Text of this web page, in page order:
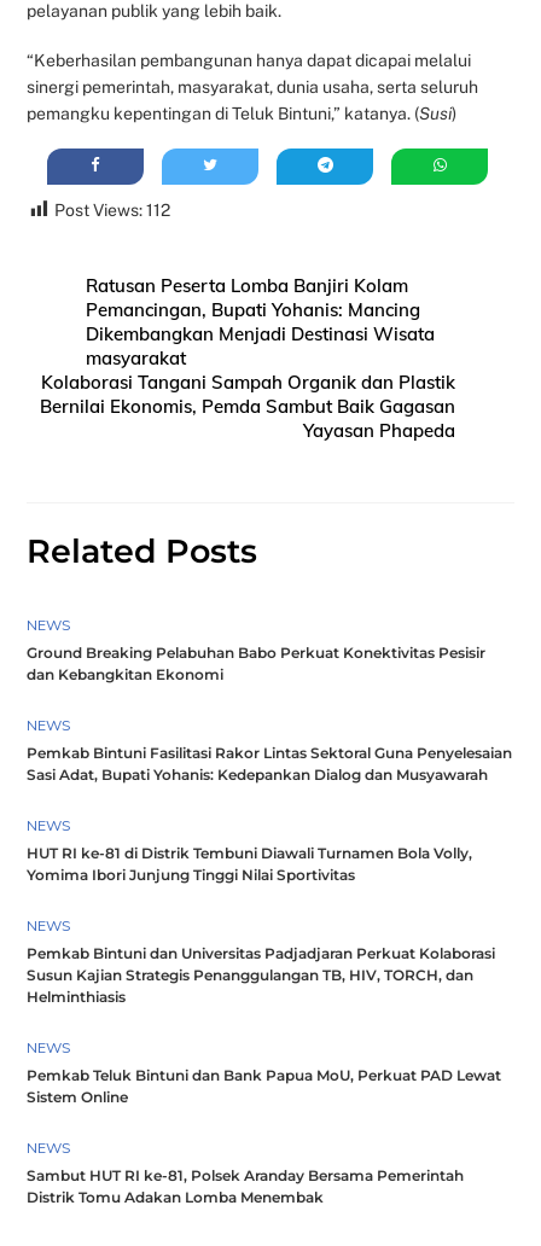
pelayanan publik yang lebih baik.
“Keberhasilan pembangunan hanya dapat dicapai melalui
sinergi pemerintah, masyarakat, dunia usaha, serta seluruh
pemangku kepentingan di Teluk Bintuni,” katanya. (Susi)
Post Views: 112
Ratusan Peserta Lomba Banjiri Kolam
Pemancingan, Bupati Yohanis: Mancing
Dikembangkan Menjadi Destinasi Wisata
masyarakat
Kolaborasi Tangani Sampah Organik dan Plastik
Bernilai Ekonomis, Pemda Sambut Baik Gagasan
Yayasan Phapeda
Related Posts
NEWS
Ground Breaking Pelabuhan Babo Perkuat Konektivitas Pesisir
dan Kebangkitan Ekonomi
NEWS
Pemkab Bintuni Fasilitasi Rakor Lintas Sektoral Guna Penyelesaian
Sasi Adat, Bupati Yohanis: Kedepankan Dialog dan Musyawarah
NEWS
HUT RI ke-81 di Distrik Tembuni Diawali Turnamen Bola Volly,
Yomima Ibori Junjung Tinggi Nilai Sportivitas
NEWS
Pemkab Bintuni dan Universitas Padjadjaran Perkuat Kolaborasi
Susun Kajian Strategis Penanggulangan TB, HIV, TORCH, dan
Helminthiasis
NEWS
Pemkab Teluk Bintuni dan Bank Papua MoU, Perkuat PAD Lewat
Sistem Online
NEWS
Sambut HUT RI ke-81, Polsek Aranday Bersama Pemerintah
Distrik Tomu Adakan Lomba Menembak